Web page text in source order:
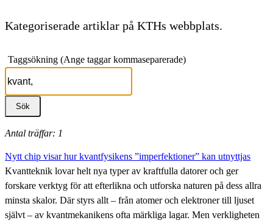
Kategoriserade artiklar på KTHs webbplats.
Taggsökning (Ange taggar kommaseparerade)
Antal träffar: 1
Nytt chip visar hur kvantfysikens ”imperfektioner” kan utnyttjas
Kvantteknik lovar helt nya typer av kraftfulla datorer och ger
forskare verktyg för att efterlikna och utforska naturen på dess allra
minsta skalor. Där styrs allt – från atomer och elektroner till ljuset
självt – av kvantmekanikens ofta märkliga lagar. Men verkligheten